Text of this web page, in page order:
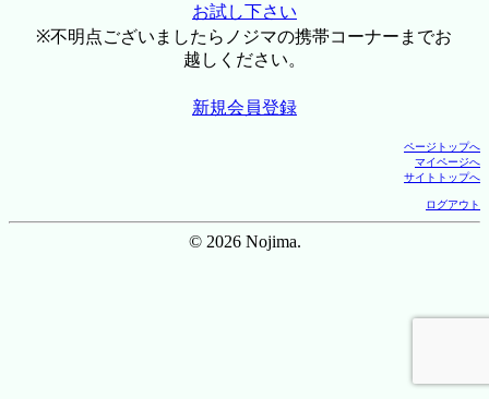
お試し下さい
※不明点ございましたらノジマの携帯コーナーまでお
越しください。
新規会員登録
ページトップへ
マイページへ
サイトトップへ
ログアウト
© 2026 Nojima.